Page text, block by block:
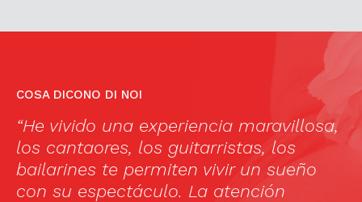
COSA DICONO DI NOI
“He vivido una experiencia maravillosa,
los cantaores, los guitarristas, los
bailarines te permiten vivir un sueño
con su espectáculo. La atención